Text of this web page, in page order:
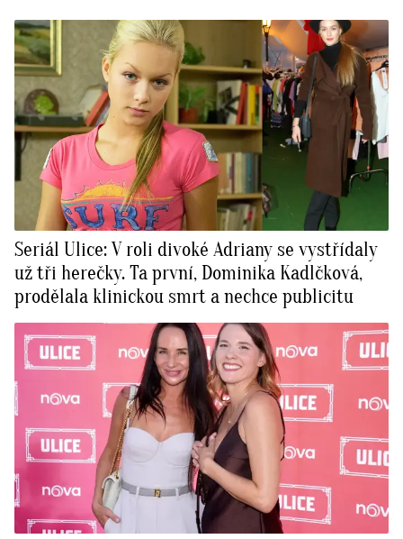
Seriál Ulice: V roli divoké Adriany se vystřídaly
už tři herečky. Ta první, Dominika Kadlčková,
prodělala klinickou smrt a nechce publicitu